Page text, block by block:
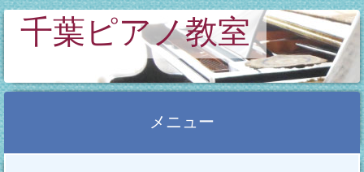
千葉ピアノ教室
メニュー